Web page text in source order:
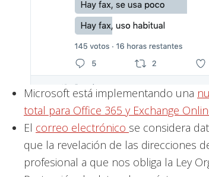
Microsoft está implementando una
total para Office 365 y Exchange
El correo electrónico se considera
que la revelación de las direcciones
profesional a que nos obliga la Ley